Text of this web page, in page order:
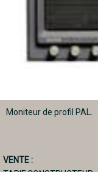
Moniteur de profil PAL.
VENTE :